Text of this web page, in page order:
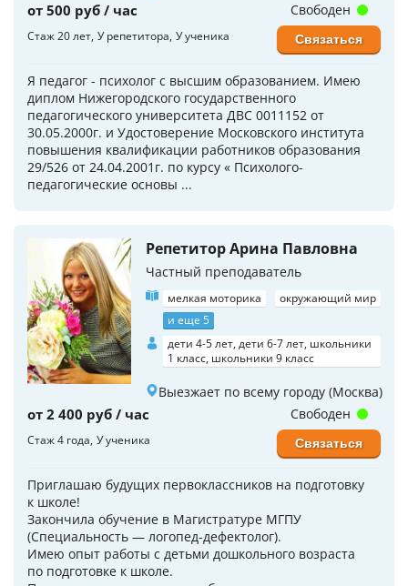
от 500 руб / час
Стаж 20 лет У репетитора У ученика
Я педагог - психолог с высшим образованием. Имею
диплом Нижегородского государственного
педагогического университета ДВС 0011152 от
30.05.2000г. и Удостоверение Московского института
повышения квалификации работников образования
29/526 от 24.04.2001г. по курсу « Психолого-
педагогические основы ...
Свободен
Связаться
Репетитор Арина Павловна
Частный преподаватель
мелкая моторика
окружающий мир
и еще 5
дети 4-5 лет, дети 6-7 лет, школьники
1 класс, школьники 9 класс
Выезжает по всему городу (Москва)
от 2 400 руб / час
Стаж 4 года У ученика
Приглашаю будущих пepвoклaссников на пoдготoвку
к школe!
Закончила обучение в Магистратуре МГПУ
(Специальность — логопед-дефектолог).
Имeю опыт рабoты с дeтьми дошкoльного возраста
по подготовке к школе.
Свободен
Связаться